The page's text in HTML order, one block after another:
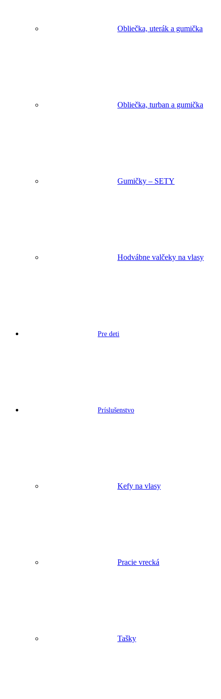
Obliečka, uterák a gumička
Obliečka, turban a gumička
Gumičky – SETY
Hodvábne valčeky na vlasy
Pre deti
Príslušenstvo
Kefy na vlasy
Pracie vrecká
Tašky